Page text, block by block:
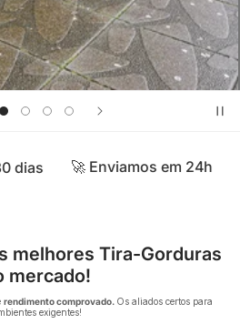
Enviamos em 24h 🧼
melhores Tira-Gorduras
mercado!
rendimento comprovado. Os aliados certos para
exigentes!